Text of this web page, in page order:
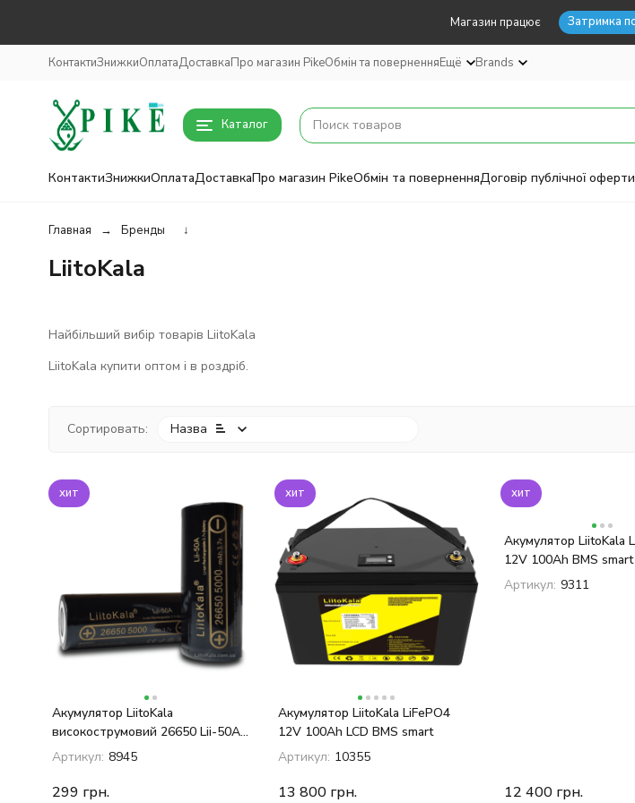
Магазин працює Затримка
КонтактиЗнижкиОплатаДоставкаПро магазин PikeОбмін та поверненняЕщё Brands
Каталог
КонтактиЗнижкиОплатаДоставкаПро магазин PikeОбмін та поверненняДоговір публічної оферти
Главная Бренды ↓
LiitoKala
Найбільший вибір товарів LiitoKala
LiitoKala купити оптом і в роздріб.
Сортировать: Назва
хит
Акумулятор LiitoKala
високострумовий 26650 Lii-50A
5000mAh 20A
Артикул: 8945
299 грн.
хит
Акумулятор LiitoKala LiFePO4
12V 100Ah LCD BMS smart
Артикул: 10355
13 800 грн.
хит
Акумулятор LiitoKala
12V 100Ah BMS smart
Артикул: 9311
12 400 грн.